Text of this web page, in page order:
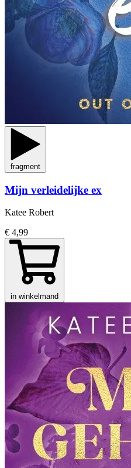
fragment
Mijn verleidelijke ex
Katee Robert
€ 4,99
in winkelmand